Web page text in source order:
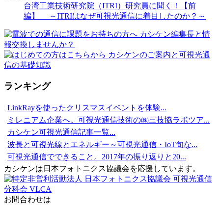
台湾工業技術研究院（ITRI）研究員に聞く！【前
編】 ～ITRIはなぜ可視光通信に着目したのか？～
ランキング
LinkRayを使ったクリスマスイベントを体験...
ミレニアム企業へ。可視光通信技術の㈱三技協ラボツア...
カシケン可視光通信記事一覧...
波長と可視光線とエネルギー～可視光通信・IoT旬な...
可視光通信でできること。2017年の振り返りと20...
カシケンは日本フォトニクス協議会を応援しています。
お問合わせは